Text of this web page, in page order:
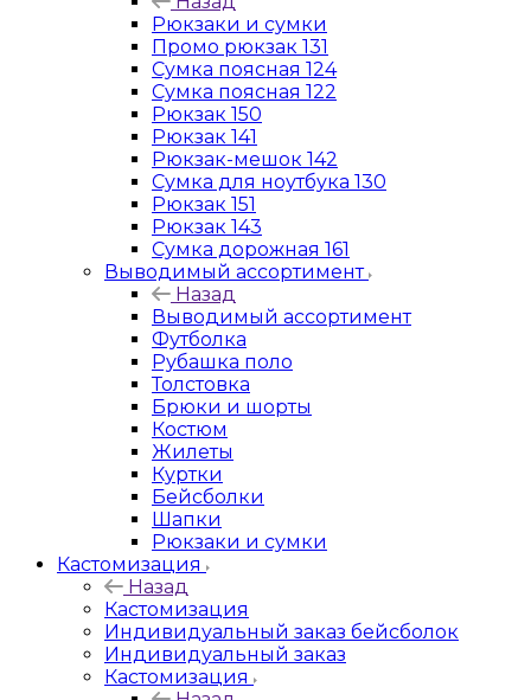
Рюкзаки и сумки
Промо рюкзак 131
Сумка поясная 124
Сумка поясная 122
Рюкзак 150
Рюкзак 141
Рюкзак-мешок 142
Сумка для ноутбука 130
Рюкзак 151
Рюкзак 143
Сумка дорожная 161
Выводимый ассортимент
Назад
Выводимый ассортимент
Футболка
Рубашка поло
Толстовка
Брюки и шорты
Костюм
Жилеты
Куртки
Бейсболки
Шапки
Рюкзаки и сумки
Кастомизация
Назад
Кастомизация
Индивидуальный заказ бейсболок
Индивидуальный заказ
Кастомизация